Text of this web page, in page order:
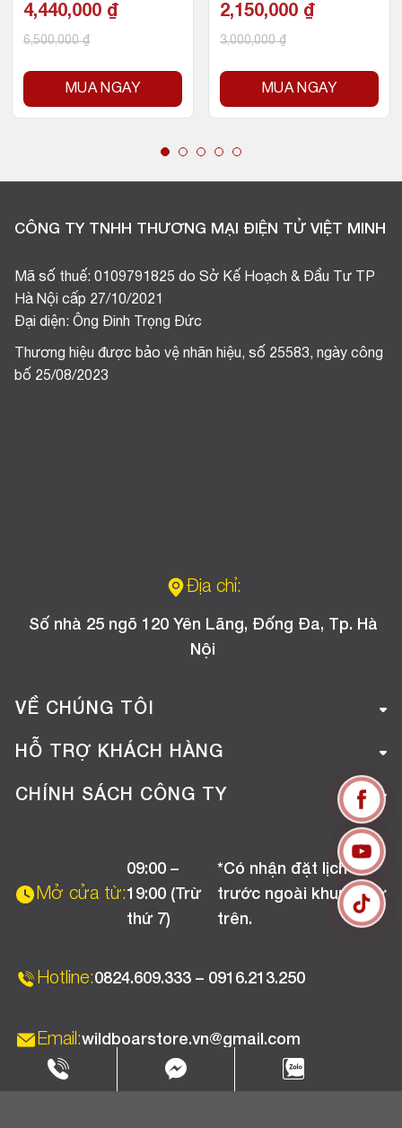
4,440,000 ₫
6,500,000₫
MUA NGAY
2,150,000 ₫
3,000,000₫
MUA NGAY
CÔNG TY TNHH THƯƠNG MẠI ĐIỆN TỬ VIỆT MINH
Mã số thuế: 0109791825 do Sở Kế Hoạch & Đầu Tư TP
Hà Nội cấp 27/10/2021
Đại diện: Ông Đinh Trọng Đức
Thương hiệu được bảo vệ nhãn hiệu, số 25583, ngày công
bố 25/08/2023
Địa chỉ:
Số nhà 25 ngõ 120 Yên Lãng, Đống Đa, Tp. Hà
Nội
VỀ CHÚNG TÔI
Giới thiệu công ty
Tuyển dụng
HỖ TRỢ KHÁCH HÀNG
Hướng dẫn mua hàng online
Chương trình khuyến mãi
CHÍNH SÁCH CÔNG TY
Chính sách bảo hành
Mở cửa từ:
09:00 –
19:00 (Trừ
thứ 7)
*Có nhận đặt lịch
trước ngoài khung giờ
trên.
Hotline:0824.609.333 – 0916.213.250
Email:wildboarstore.vn@gmail.com